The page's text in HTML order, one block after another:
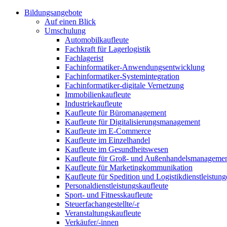
Bildungsangebote
Auf einen Blick
Umschulung
Automobilkaufleute
Fachkraft für Lagerlogistik
Fachlagerist
Fachinformatiker-Anwendungsentwicklung
Fachinformatiker-Systemintegration
Fachinformatiker-digitale Vernetzung
Immobilienkaufleute
Industriekaufleute
Kaufleute für Büromanagement
Kaufleute für Digitalisierungsmanagement
Kaufleute im E-Commerce
Kaufleute im Einzelhandel
Kaufleute im Gesundheitswesen
Kaufleute für Groß- und
Kaufleute für Marketingkommunikation
Kaufleute für Spedition und
Personaldienstleistungskaufleute
Sport- und Fitnesskaufleute
Steuerfachangestellte/-r
Veranstaltungskaufleute
Verkäufer/-innen